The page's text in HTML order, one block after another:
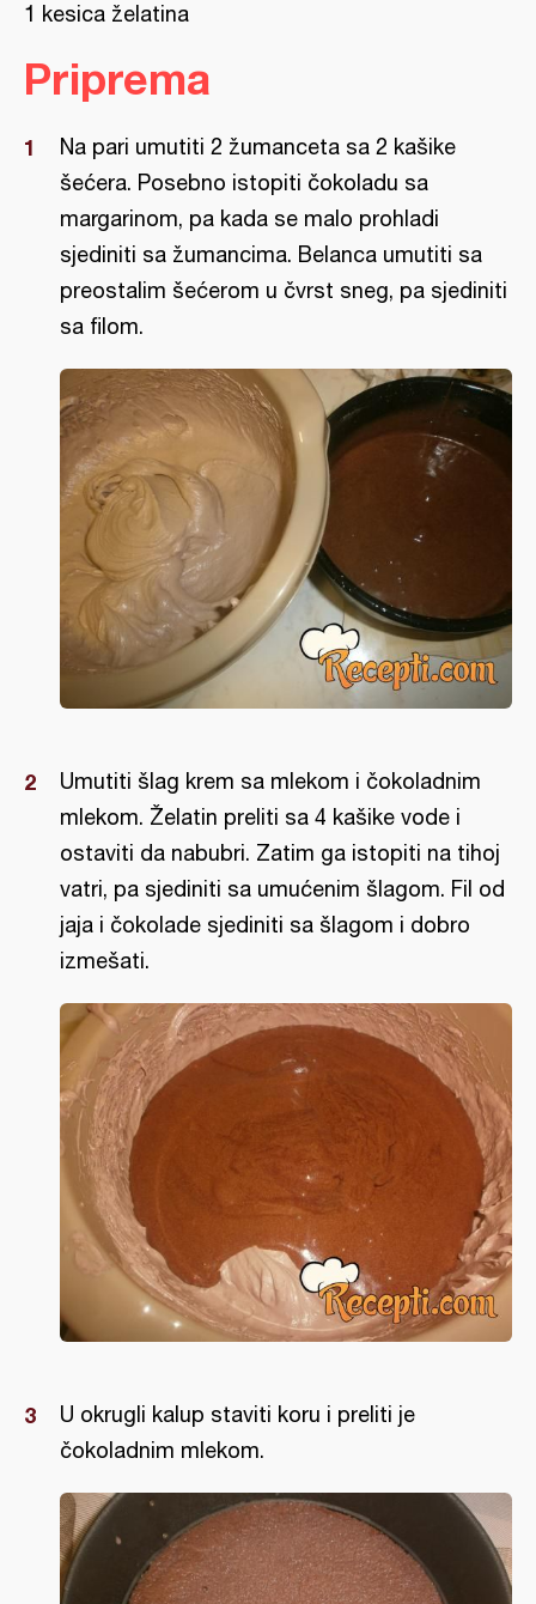
1 kesica želatina
Priprema
Na pari umutiti 2 žumanceta sa 2 kašike
šećera. Posebno istopiti čokoladu sa
margarinom, pa kada se malo prohladi
sjediniti sa žumancima. Belanca umutiti sa
preostalim šećerom u čvrst sneg, pa sjediniti
sa filom.
Umutiti šlag krem sa mlekom i čokoladnim
mlekom. Želatin preliti sa 4 kašike vode i
ostaviti da nabubri. Zatim ga istopiti na tihoj
vatri, pa sjediniti sa umućenim šlagom. Fil od
jaja i čokolade sjediniti sa šlagom i dobro
izmešati.
U okrugli kalup staviti koru i preliti je
čokoladnim mlekom.